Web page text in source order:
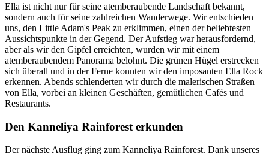
Ella ist nicht nur für seine atemberaubende Landschaft bekannt,
sondern auch für seine zahlreichen Wanderwege. Wir entschieden
uns, den Little Adam's Peak zu erklimmen, einen der beliebtesten
Aussichtspunkte in der Gegend. Der Aufstieg war herausfordernd,
aber als wir den Gipfel erreichten, wurden wir mit einem
atemberaubendem Panorama belohnt. Die grünen Hügel erstrecken
sich überall und in der Ferne konnten wir den imposanten Ella Rock
erkennen. Abends schlenderten wir durch die malerischen Straßen
von Ella, vorbei an kleinen Geschäften, gemütlichen Cafés und
Restaurants.
Den Kanneliya Rainforest erkunden
Der nächste Ausflug ging zum Kanneliya Rainforest. Dank unseres